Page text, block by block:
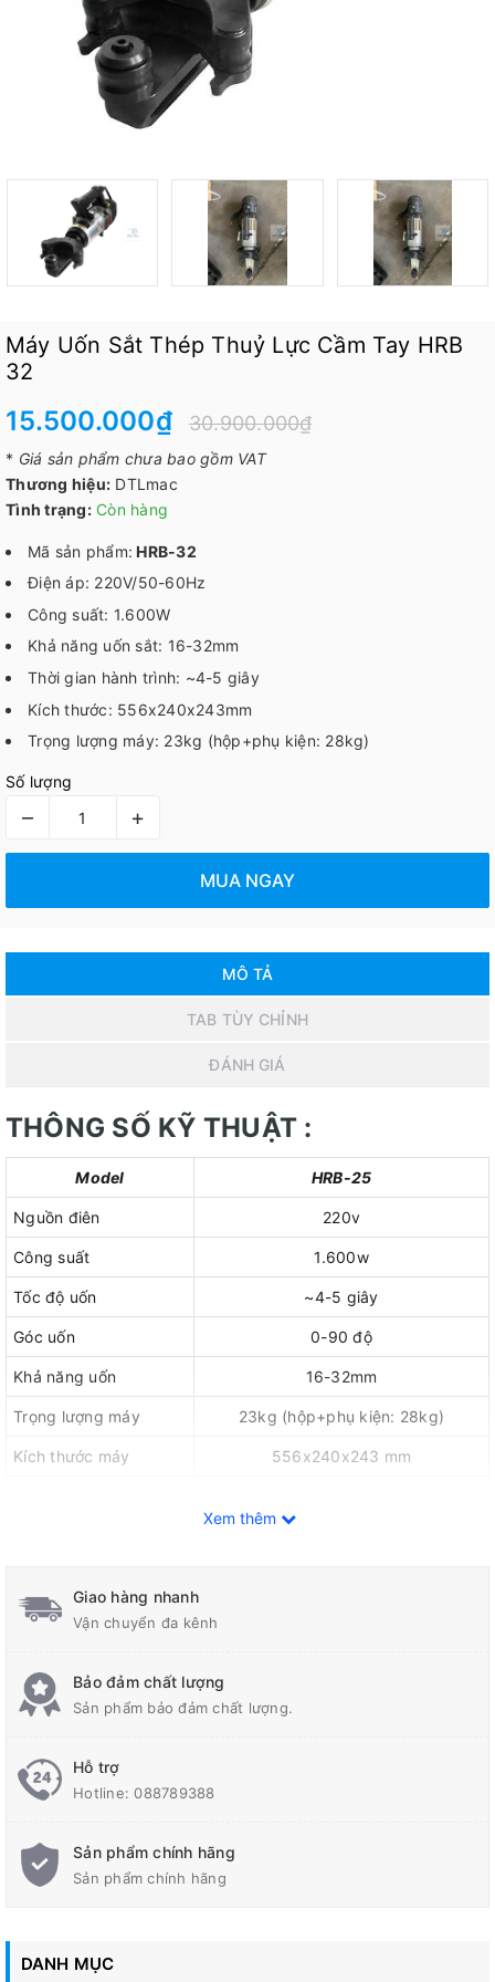
Máy Uốn Sắt Thép Thuỷ Lực Cầm Tay HRB
32
15.500.000₫ 30.900.000₫
* Giá sản phẩm chưa bao gồm VAT
Thương hiệu: DTLmac
Tình trạng: Còn hàng
Mã sản phẩm: HRB-32
Điện áp: 220V/50-60Hz
Công suất: 1.600W
Khả năng uốn sắt: 16-32mm
Thời gian hành trình: ~4-5 giây
Kích thước: 556x240x243mm
Trọng lượng máy: 23kg (hộp+phụ kiện: 28kg)
Số lượng
– +
MUA NGAY
MÔ TẢ
TAB TÙY CHỈNH
ĐÁNH GIÁ
THÔNG SỐ KỸ THUẬT :
Model HRB-25
Nguồn điên 220v
Công suất 1.600w
Tốc độ uốn ~4-5 giây
Góc uốn 0-90 độ
Khả năng uốn 16-32mm
Trọng lượng máy 23kg (hộp+phụ kiện: 28kg)
Kích thước máy 556x240x243 mm
Xem thêm
Giao hàng nhanh
Vận chuyển đa kênh
Bảo đảm chất lượng
Sản phẩm bảo đảm chất lượng.
Hỗ trợ
Hotline:088789388
Sản phẩm chính hãng
Sản phẩm chính hãng
DANH MỤC